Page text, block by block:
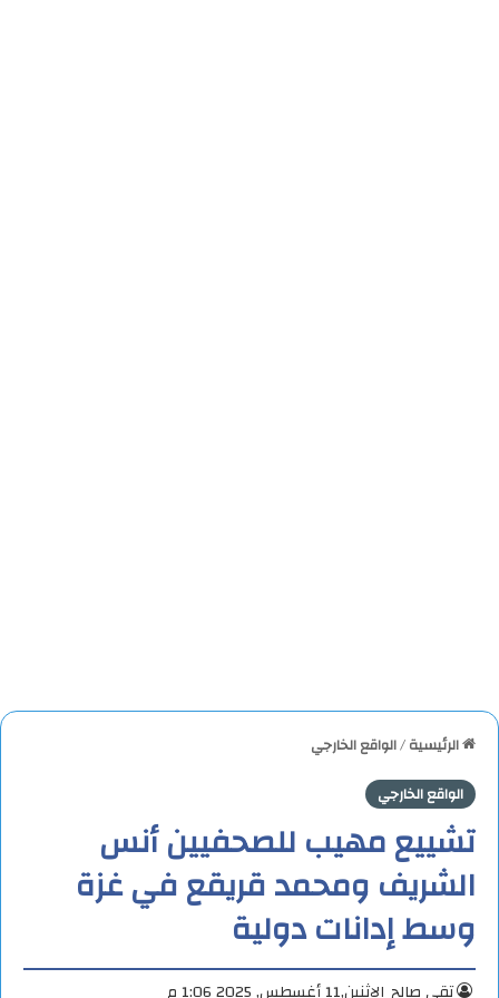
الرئيسية/الواقع الخارجي
الواقع الخارجي
تشييع مهيب للصحفيين أنس
الشريف ومحمد قريقع في غزة
وسط إدانات دولية